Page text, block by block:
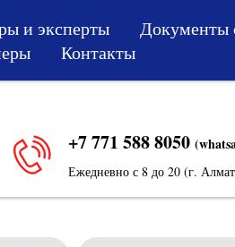
и эксперты Документы
Контакты
+7 771 588 8050
Ежедневно с 8 до 20 (г.